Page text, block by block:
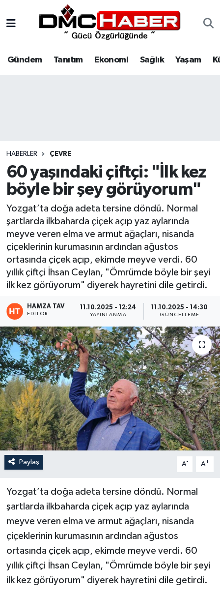
Gündem Tanıtım Ekonomi Sağlık Yaşam
HABERLER ÇEVRE
60 yaşındaki çiftçi: "İlk kez
böyle bir şey görüyorum"
Yozgat’ta doğa adeta tersine döndü. Normal
şartlarda ilkbaharda çiçek açıp yaz aylarında
meyve veren elma ve armut ağaçları, nisanda
çiçeklerinin kurumasının ardından ağustos
ortasında çiçek açıp, ekimde meyve verdi. 60
yıllık çiftçi İhsan Ceylan, "Ömrümde böyle bir şeyi
ilk kez görüyorum" diyerek hayretini dile getirdi.
HAMZA TAV
EDITÖR
11.10.2025 - 12:24
YAYINLANMA
11.10.2025 - 14:30
GÜNCELLEME
Paylaş A- A+
Yozgat’ta doğa adeta tersine döndü. Normal
şartlarda ilkbaharda çiçek açıp yaz aylarında
meyve veren elma ve armut ağaçları, nisanda
çiçeklerinin kurumasının ardından ağustos
ortasında çiçek açıp, ekimde meyve verdi. 60
yıllık çiftçi İhsan Ceylan, "Ömrümde böyle bir şeyi
ilk kez görüyorum" diyerek hayretini dile getirdi.
Tanıtım
Spor
Siyaset
Eğitim
Teknoloji
Asayiş
Resmi İlan
Nöbetçi Eczaneler
Hava Durumu
Haber Arşivi